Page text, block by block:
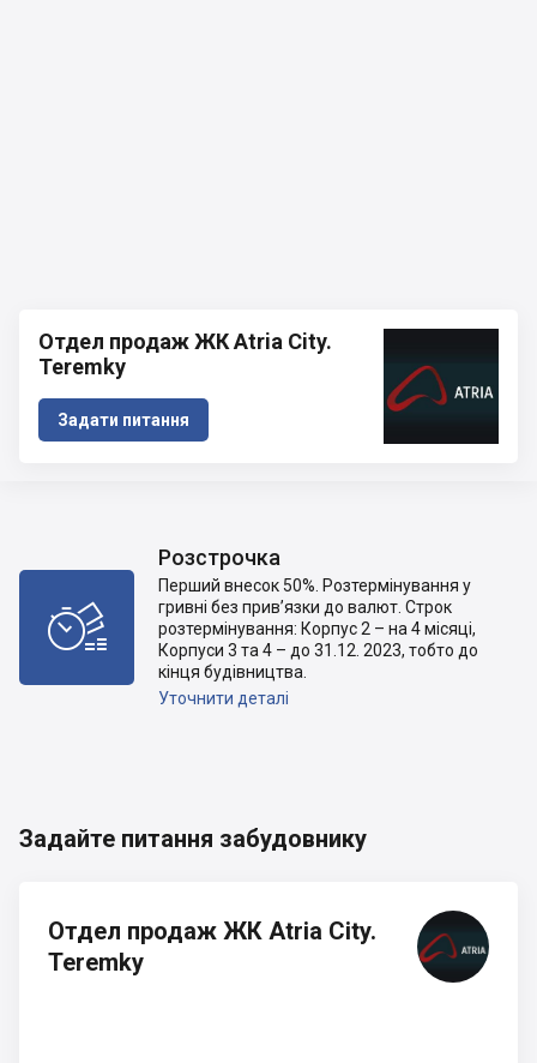
Отдел продаж ЖК Atria City.
Teremky
Задати питання

Розстрочка
Перший внесок 50%. Розтермінування у
гривні без прив’язки до валют. Строк
розтермінування: Корпус 2 – на 4 місяці,
Корпуси 3 та 4 – до 31.12. 2023, тобто до
кінця будівництва.
Уточнити деталі
Задайте питання забудовнику
Отдел продаж ЖК Atria City.
Teremky